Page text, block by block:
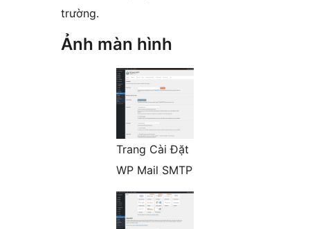
trường.
Ảnh màn hình
Trang Cài Đặt
WP Mail SMTP